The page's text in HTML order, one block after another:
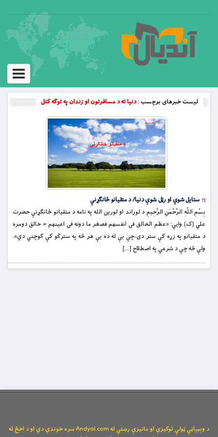
Toggle
لیست خبرهای برچسب :دنیا ته د مسافرتون او زندان په توګه کتل
ستایل شوې او رټل شوې دنیا/ د متقیانو ځانګړنې
بِسْمِ اللَّهِ الرَّحْمَنِ الرَّحِيمِ د لوراند او لورین الله په نامه د متقیانو ځانګړنې حضرت
علي (ک) وایي: «عظم الخالق فى انفسهم فصغر ما دونه فى اعينهم = خالق دومره
د متقیانو په زړه کې ستر دی،چې بې له ده یې هر څه په سترګو کې کوچني دي».
ولې څه چې د شرعې په اصطلاح […]
د وېبپاڼې ټولې توکیزې او مانیزې رښتې له Andyal.com سره خوندي دي او د اخځ له